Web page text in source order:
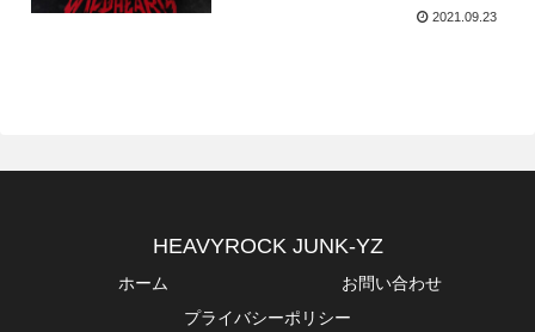
2021.09.23
HEAVYROCK JUNK-YZ
ホーム
お問い合わせ
プライバシーポリシー